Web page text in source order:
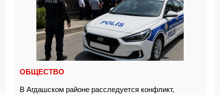
ОБЩЕСТВО
В Агдашском районе расследуется конфликт,